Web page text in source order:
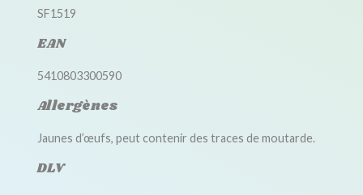
SF1519
EAN
5410803300590
Allergènes
Jaunes d’œufs, peut contenir des traces de moutarde.
DLV